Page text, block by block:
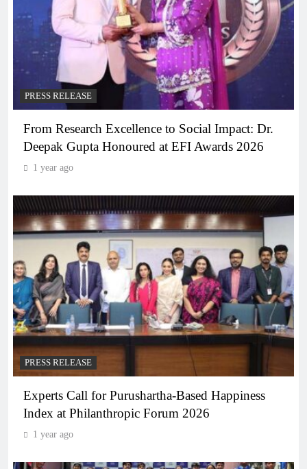
PRESS RELEASE
From Research Excellence to Social Impact: Dr.
Deepak Gupta Honoured at EFI Awards 2026
1 year ago
PRESS RELEASE
Experts Call for Purushartha-Based Happiness
Index at Philanthropic Forum 2026
1 year ago